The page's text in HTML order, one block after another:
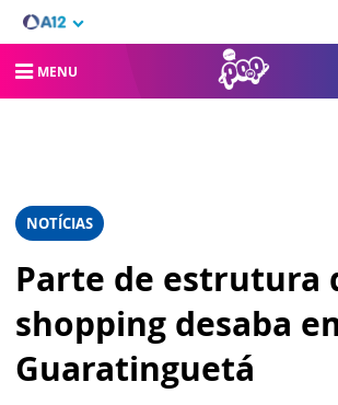
MENU
NOTÍCIAS
Parte de estrutura
shopping desaba
Guaratinguetá